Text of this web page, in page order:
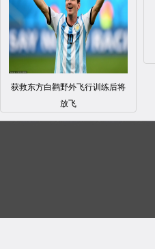
获救东方白鹳野外飞行训练后将
放飞